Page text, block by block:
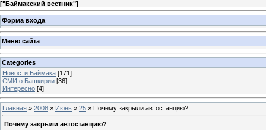
["Баймакский вестник"]
Форма входа
Меню сайта
Categories
Новости Баймака [171]
СМИ о Башкирии [36]
Интересно [4]
Главная » 2008 » Июнь » 25 » Почему закрыли автостанцию?
Почему закрыли автостанцию?